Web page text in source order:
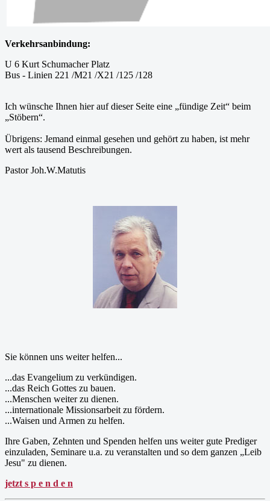
Verkehrsanbindung:
U 6 Kurt Schumacher Platz
Bus - Linien 221 /M21 /X21 /125 /128
Ich wünsche Ihnen hier auf dieser Seite eine „fündige Zeit“ beim
„Stöbern“.
Übrigens: Jemand einmal gesehen und gehört zu haben, ist mehr
wert als tausend Beschreibungen.
Pastor Joh.W.Matutis
Sie können uns weiter helfen...
...das Evangelium zu verkündigen.
...das Reich Gottes zu bauen.
...Menschen weiter zu dienen.
...internationale Missionsarbeit zu fördern.
...Waisen und Armen zu helfen.
Ihre Gaben, Zehnten und Spenden helfen uns weiter gute Prediger
einzuladen, Seminare u.a. zu veranstalten und so dem ganzen „Leib
Jesu" zu dienen.
jetzt s p e n d e n